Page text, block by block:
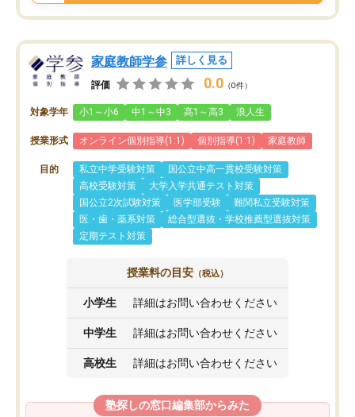
家庭教師学参 詳しく見る
評価 0.0 （0件）
対象学年 小1～小6 中1～中3 高1～高3 浪人生
授業形式 オンライン個別指導(1:1) 個別指導(1:1) 家庭教師
目的 私立中学受験対策
国公立中高一貫校受験対策
高校受験対策
大学入学共通テスト対策
国公立2次試験対策
医学部受験
難関私立受験対策
医・歯・薬系対策
総合型選抜・学校推薦型選抜対策
定期テスト対策
授業料の目安 （税込）
小学生 詳細はお問い合わせください
中学生 詳細はお問い合わせください
高校生 詳細はお問い合わせください
塾探しの窓口編集部からみた